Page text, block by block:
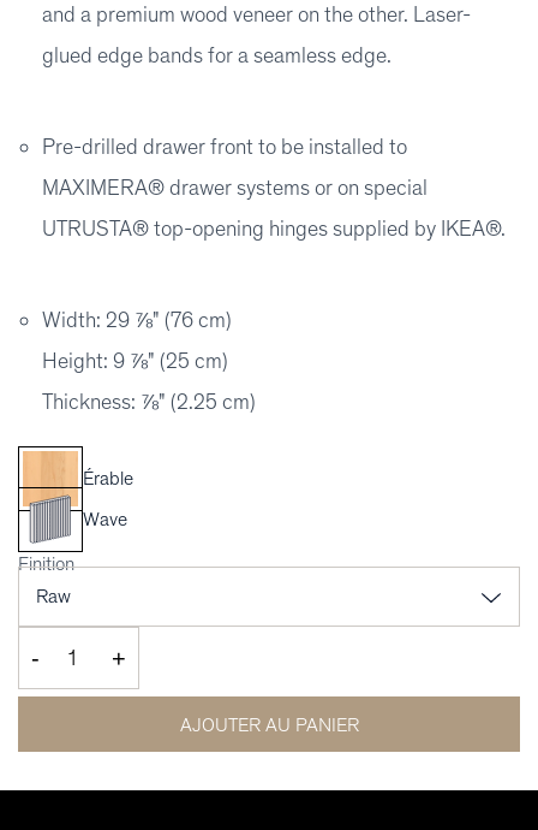
and a premium wood veneer on the other. Laser-
glued edge bands for a seamless edge.
Pre-drilled drawer front to be installed to
MAXIMERA® drawer systems or on special
UTRUSTA® top-opening hinges supplied by IKEA®.
Width: 29 ⅞" (76 cm)
Height: 9 ⅞" (25 cm)
Thickness: ⅞" (2.25 cm)
Érable
Wave
Finition
- +
AJOUTER AU PANIER